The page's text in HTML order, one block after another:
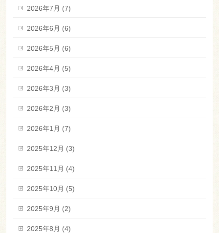
2026年7月 (7)
2026年6月 (6)
2026年5月 (6)
2026年4月 (5)
2026年3月 (3)
2026年2月 (3)
2026年1月 (7)
2025年12月 (3)
2025年11月 (4)
2025年10月 (5)
2025年9月 (2)
2025年8月 (4)